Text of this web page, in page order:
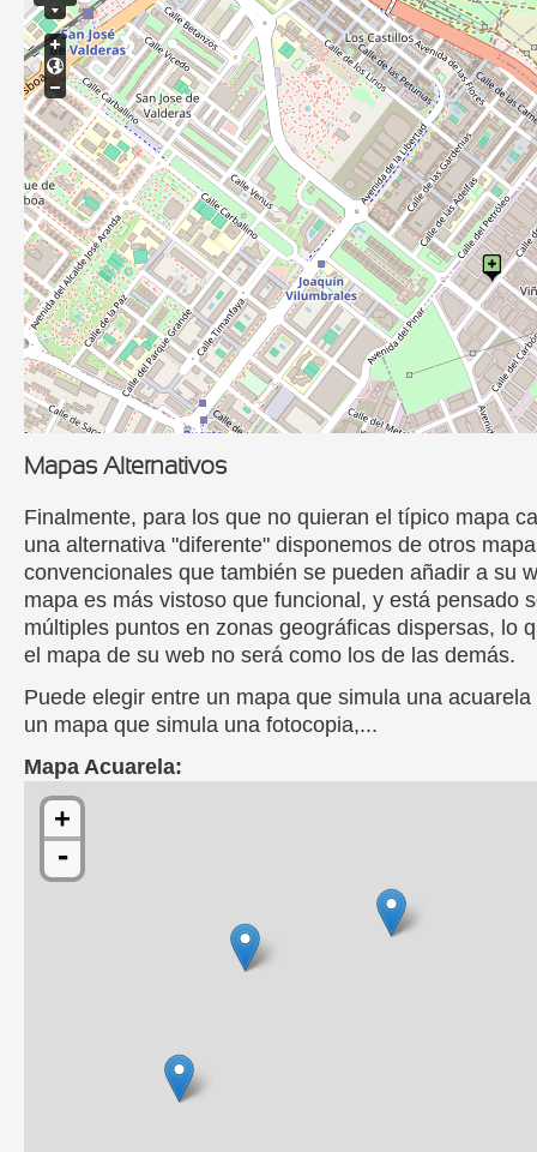
Mapas Alternativos
Finalmente, para los que no quieran el típico mapa
una alternativa "diferente" disponemos de otros
convencionales que también se pueden añadir a su
mapa es más vistoso que funcional, y está pensado
múltiples puntos en zonas geográficas dispersas, lo
el mapa de su web no será como los de las demás.
Puede elegir entre un mapa que simula una
un mapa que simula una fotocopia,...
Mapa Acuarela:
+
-